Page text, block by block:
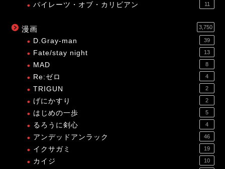
パイレーツ・オブ・カリビアン 11
漫画 3,750
D.Gray-man 39
Fate/stay night 13
MAD 8
Re:ゼロ 4
TRIGUN 2
げにかすり 2
はじめの一歩 5
るろうに剣心 4
アンデッドアンラック 46
イクサガミ 19
カイジ 10